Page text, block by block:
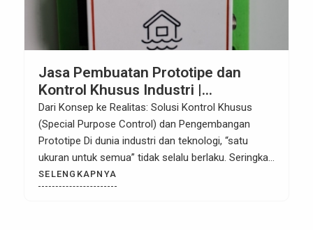
Jasa Pembuatan Prototipe dan
Kontrol Khusus Industri |
Kartanagari
Dari Konsep ke Realitas: Solusi Kontrol Khusus
(Special Purpose Control) dan Pengembangan
Prototipe Di dunia industri dan teknologi, “satu
ukuran untuk semua” tidak selalu berlaku. Seringkali,
tantangan terbesar di lantai produksi atau
laboratorium riset membutuhkan solusi yang unik—
SELENGKAPNYA